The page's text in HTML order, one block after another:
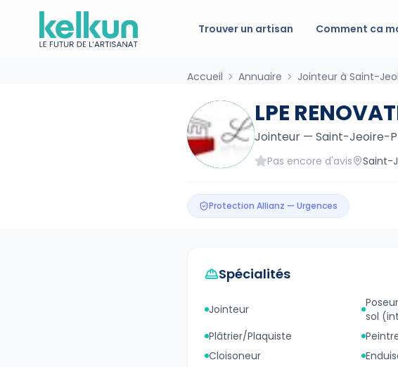
Trouver un artisan Comment ca
Accueil Annuaire Jointeur à Saint-
LPE
Jointeur — Saint-Jeoire-
Pas encore d'avis Saint-
Protection Allianz — Urgences
Spécialités
Jointeur
sol
Plâtrier/Plaquiste
Cloisoneur